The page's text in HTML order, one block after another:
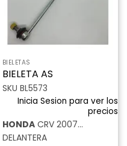
BIELETAS
BIELETA AS
SKU BL5573
Inicia Sesion para ver los
precios
HONDACRV 2007…
DELANTERA